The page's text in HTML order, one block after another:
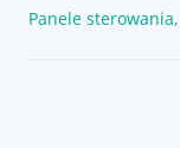
Panele